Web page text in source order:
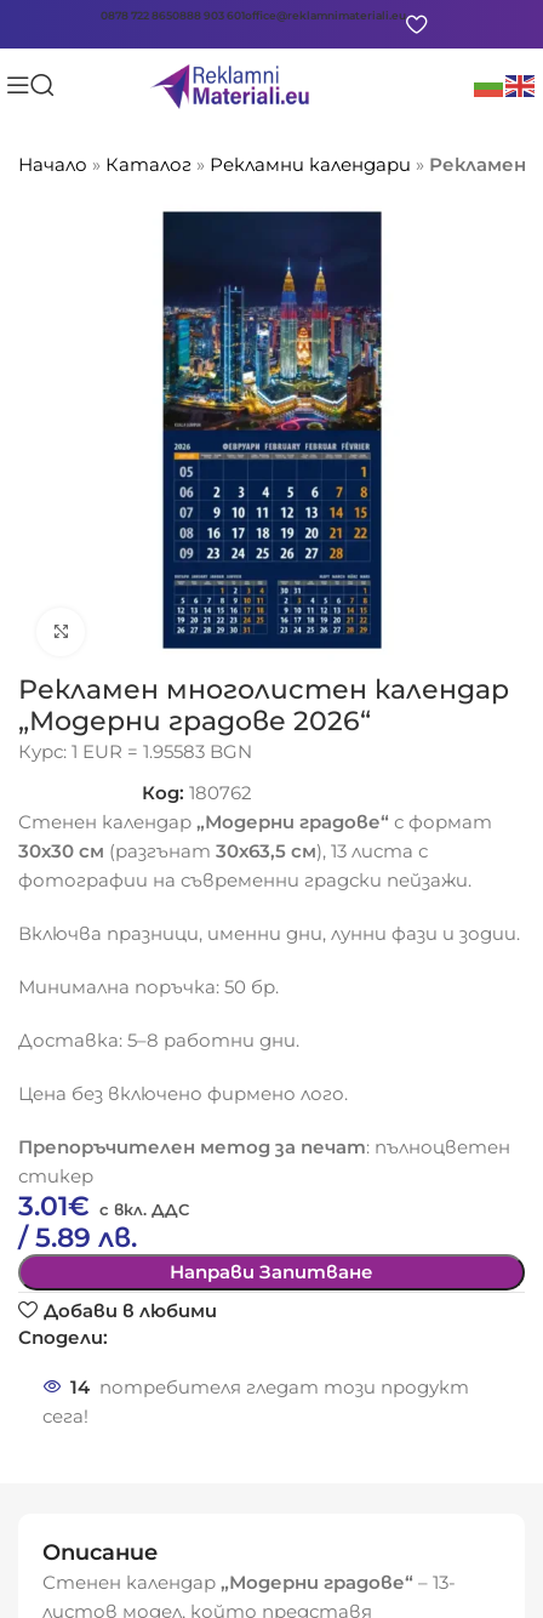
0878 722 8650888 903 601office@reklamnimateriali.eu
Начало » Каталог » Рекламни календари » Рекламен
Click to enlarge
Рекламен многолистен календар
„Модерни градове 2026“
Курс: 1 EUR = 1.95583 BGN
Код:180762
Стенен календар„Модерни градове“ с формат
30х30 см (разгънат30х63,5 см), 13 листа с
фотографии на съвременни градски пейзажи.
Включва празници, именни дни, лунни фази и зодии.
Минимална поръчка: 50 бр.
Доставка: 5–8 работни дни.
Цена без включено фирмено лого.
Препоръчителен метод за печат: пълноцветен
стикер
3.01€
/ 5.89 лв.
Направи Запитване
Добави в любими
Сподели:
14 потребителя гледат този продукт
сега!
Описание
Стенен календар „Модерни градове“ – 13-
листов модел, който представя